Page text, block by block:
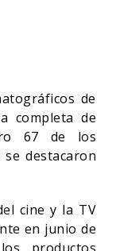
de
completa de
67 de los
se destacaron
cine y la TV
en junio de